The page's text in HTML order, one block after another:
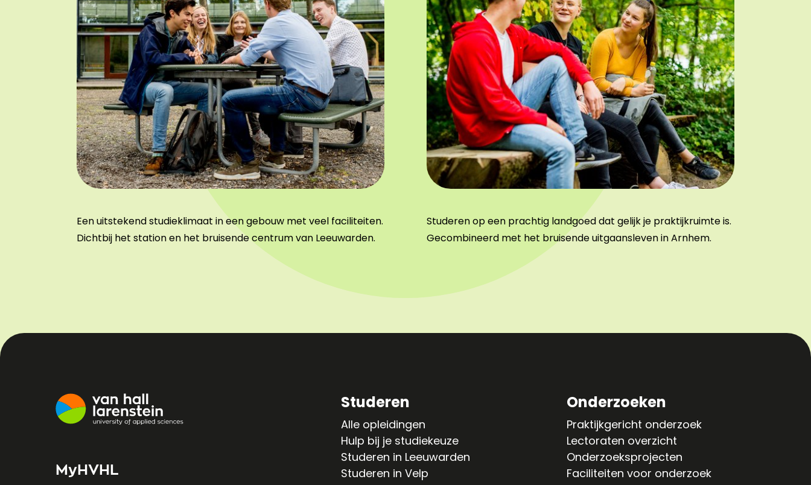
Een uitstekend studieklimaat in een gebouw met veel faciliteiten.
Dichtbij het station en het bruisende centrum van Leeuwarden.
Studeren op een prachtig landgoed dat gelijk je praktijkruimte is.
Gecombineerd met het bruisende uitgaansleven in Arnhem.
MyHVHL
Studeren
Alle opleidingen
Hulp bij je studiekeuze
Studeren in Leeuwarden
Studeren in Velp
Onderzoeken
Praktijkgericht onderzoek
Lectoraten overzicht
Onderzoeksprojecten
Faciliteiten voor onderzoek